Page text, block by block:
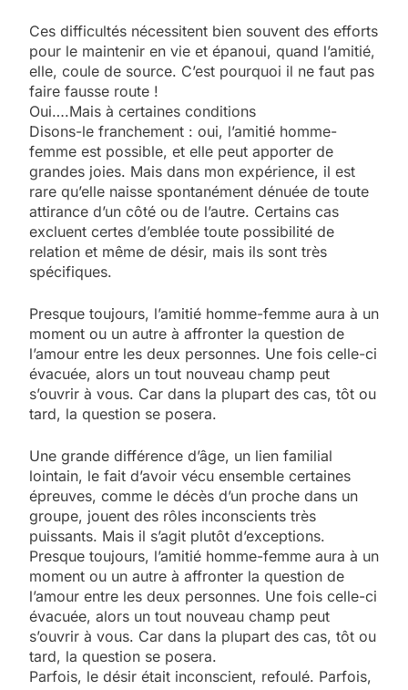
Ces difficultés nécessitent bien souvent des efforts
pour le maintenir en vie et épanoui, quand l’amitié,
elle, coule de source. C’est pourquoi il ne faut pas
faire fausse route !
Oui….Mais à certaines conditions
Disons-le franchement : oui, l’amitié homme-
femme est possible, et elle peut apporter de
grandes joies. Mais dans mon expérience, il est
rare qu’elle naisse spontanément dénuée de toute
attirance d’un côté ou de l’autre. Certains cas
excluent certes d’emblée toute possibilité de
relation et même de désir, mais ils sont très
spécifiques.
Presque toujours, l’amitié homme-femme aura à un
moment ou un autre à affronter la question de
l’amour entre les deux personnes. Une fois celle-ci
évacuée, alors un tout nouveau champ peut
s’ouvrir à vous. Car dans la plupart des cas, tôt ou
tard, la question se posera.
Une grande différence d’âge, un lien familial
lointain, le fait d’avoir vécu ensemble certaines
épreuves, comme le décès d’un proche dans un
groupe, jouent des rôles inconscients très
puissants. Mais il s’agit plutôt d’exceptions.
Presque toujours, l’amitié homme-femme aura à un
moment ou un autre à affronter la question de
l’amour entre les deux personnes. Une fois celle-ci
évacuée, alors un tout nouveau champ peut
s’ouvrir à vous. Car dans la plupart des cas, tôt ou
tard, la question se posera.
Parfois, le désir était inconscient, refoulé. Parfois,